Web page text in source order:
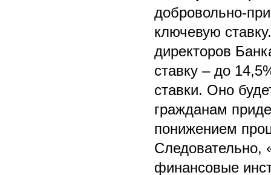
добровольно-
ключевую
директоров
ставку – до
ставки. Оно
гражданам
понижением
Следовательно,
финансовые